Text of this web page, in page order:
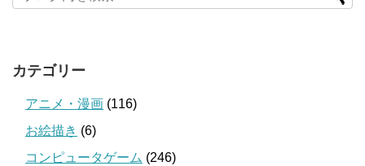
カテゴリー
アニメ・漫画 (116)
お絵描き (6)
コンピュータゲーム (246)